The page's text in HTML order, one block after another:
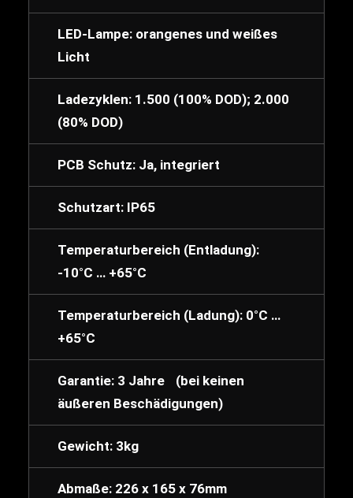
LED-Lampe: orangenes und weißes
Licht
Ladezyklen: 1.500 (100% DOD); 2.000
(80% DOD)
PCB Schutz: Ja, integriert
Schutzart: IP65
Temperaturbereich (Entladung):
-10°C … +65°C
Temperaturbereich (Ladung): 0°C …
+65°C
Garantie: 3 Jahre (bei keinen
äußeren Beschädigungen)
Gewicht: 3kg
Abmaße: 226 x 165 x 76mm